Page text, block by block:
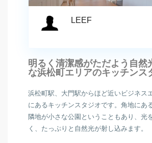
LEEF
明るく清潔感がただよう自然
な浜松町エリアのキッチンス
浜松町駅、大門駅からほど近いビジネス
にあるキッチンスタジオです。角地にあ
隣地が小さな公園ということもあり、光
く、たっぷりと自然光が射し込みます。